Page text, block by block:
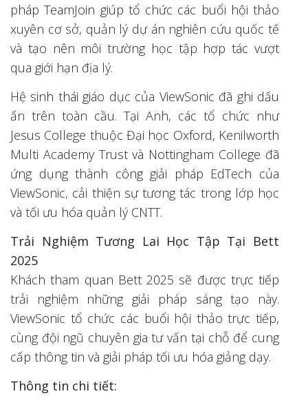
pháp TeamJoin giúp tổ chức các buổi hội thảo
xuyên cơ sở, quản lý dự án nghiên cứu quốc tế
và tạo nên môi trường học tập hợp tác vượt
qua giới hạn địa lý.
Hệ sinh thái giáo dục của ViewSonic đã ghi dấu
ấn trên toàn cầu. Tại Anh, các tổ chức như
Jesus College thuộc Đại học Oxford, Kenilworth
Multi Academy Trust và Nottingham College đã
ứng dụng thành công giải pháp EdTech của
ViewSonic, cải thiện sự tương tác trong lớp học
và tối ưu hóa quản lý CNTT.
Trải Nghiệm Tương Lai Học Tập Tại Bett
2025
Khách tham quan Bett 2025 sẽ được trực tiếp
trải nghiệm những giải pháp sáng tạo này.
ViewSonic tổ chức các buổi hội thảo trực tiếp,
cùng đội ngũ chuyên gia tư vấn tại chỗ để cung
cấp thông tin và giải pháp tối ưu hóa giảng dạy.
Thông tin chi tiết: